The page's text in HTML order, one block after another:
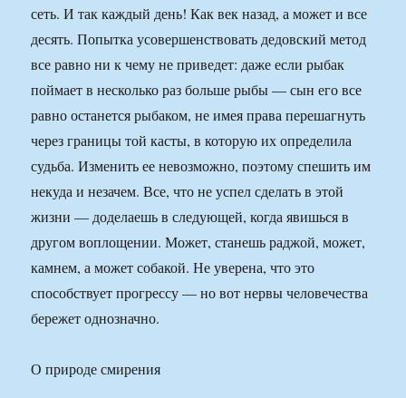
сеть. И так каждый день! Как век назад, а может и все
десять. Попытка усовершенствовать дедовский метод
все равно ни к чему не приведет: даже если рыбак
поймает в несколько раз больше рыбы — сын его все
равно останется рыбаком, не имея права перешагнуть
через границы той касты, в которую их определила
судьба. Изменить ее невозможно, поэтому спешить им
некуда и незачем. Все, что не успел сделать в этой
жизни — доделаешь в следующей, когда явишься в
другом воплощении. Может, станешь раджой, может,
камнем, а может собакой. Не уверена, что это
способствует прогрессу — но вот нервы человечества
бережет однозначно.
О природе смирения